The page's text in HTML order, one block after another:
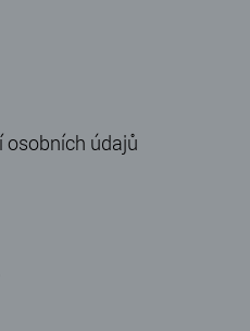
osobních údajů